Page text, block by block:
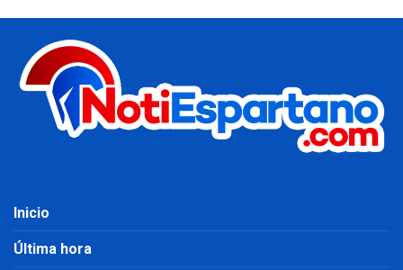
Inicio
Última hora